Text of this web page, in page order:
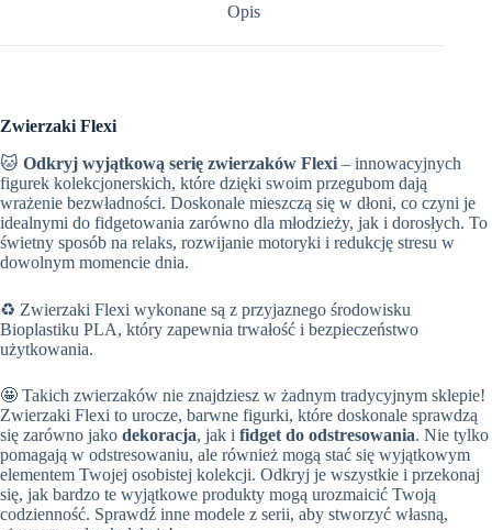
Opis
Zwierzaki Flexi
🐱 Odkryj wyjątkową serię zwierzaków Flexi – innowacyjnych
figurek kolekcjonerskich, które dzięki swoim przegubom dają
wrażenie bezwładności. Doskonale mieszczą się w dłoni, co czyni je
idealnymi do fidgetowania zarówno dla młodzieży, jak i dorosłych. To
świetny sposób na relaks, rozwijanie motoryki i redukcję stresu w
dowolnym momencie dnia.
♻️ Zwierzaki Flexi wykonane są z przyjaznego środowisku
Bioplastiku PLA, który zapewnia trwałość i bezpieczeństwo
użytkowania.
🤩 Takich zwierzaków nie znajdziesz w żadnym tradycyjnym sklepie!
Zwierzaki Flexi to urocze, barwne figurki, które doskonale sprawdzą
się zarówno jako dekoracja, jak i fidget do odstresowania. Nie tylko
pomagają w odstresowaniu, ale również mogą stać się wyjątkowym
elementem Twojej osobistej kolekcji. Odkryj je wszystkie i przekonaj
się, jak bardzo te wyjątkowe produkty mogą urozmaicić Twoją
codzienność. Sprawdź inne modele z serii, aby stworzyć własną,